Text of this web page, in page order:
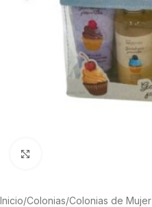
Inicio/Colonias/Colonias de Mujer